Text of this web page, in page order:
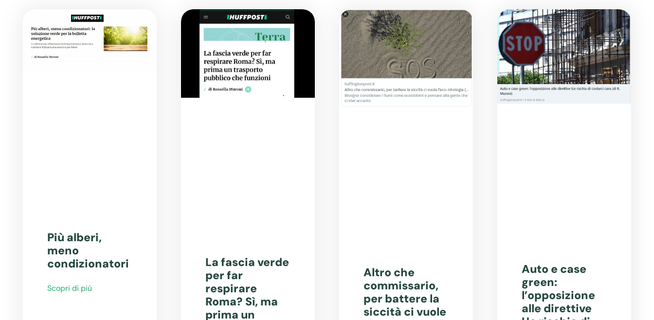
Più alberi,
meno
condizionatori
Scopri di più
La fascia verde
per far
respirare
Roma? Sì, ma
prima un
Altro che
commissario,
per battere la
siccità ci vuole
Auto e case
green:
l’opposizione
alle direttive